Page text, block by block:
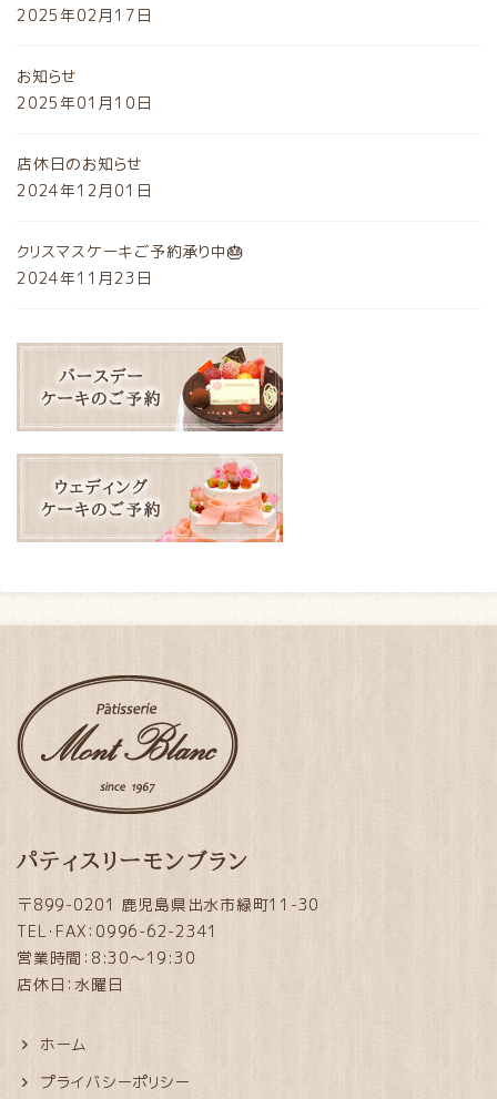
2025年02月17日
お知らせ
2025年01月10日
店休日のお知らせ
2024年12月01日
クリスマスケーキご予約承り中🎂
2024年11月23日
パティスリーモンブラン
〒899-0201 鹿児島県出水市緑町11-30
TEL・FAX：0996-62-2341
営業時間：8:30～19:30
店休日：水曜日
ホーム
プライバシーポリシー